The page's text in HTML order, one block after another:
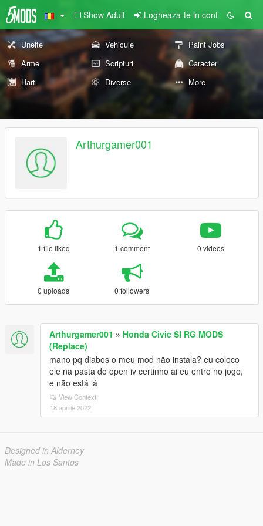
Show Adult Logheaza-te in cont
Unelte Vehicule
Paint Jobs
Arme
Scripturi
Caracter
Harti
Diverse More
Arthurgamer001
1 file liked 1 comment 0 videos
0 uploads 0 followers
Arthurgamer001 » Honda Civic SI RG MODS
(Replace)
mano pq diabos o meu mod não instala? eu coloco
ele na pasta do open iv certinho ai eu entro no jogo,
e não está lá
View Context
18 aprilie 2022
Designed in Alderney
Made in Los Santos